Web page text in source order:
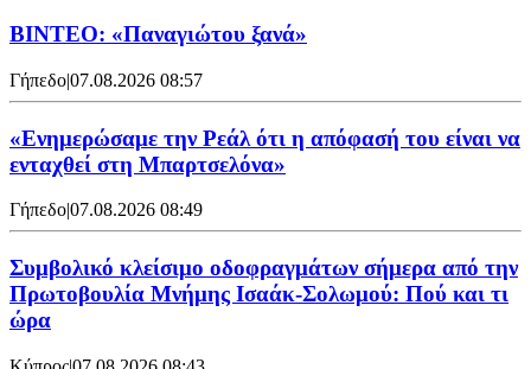
ΒΙΝΤΕΟ: «Παναγιώτου ξανά»
Γήπεδο|07.08.2026 08:57
«Ενημερώσαμε την Ρεάλ ότι η απόφασή του είναι να
ενταχθεί στη Μπαρτσελόνα»
Γήπεδο|07.08.2026 08:49
Συμβολικό κλείσιμο οδοφραγμάτων σήμερα από την
Πρωτοβουλία Μνήμης Ισαάκ-Σολωμού: Πού και τι
ώρα